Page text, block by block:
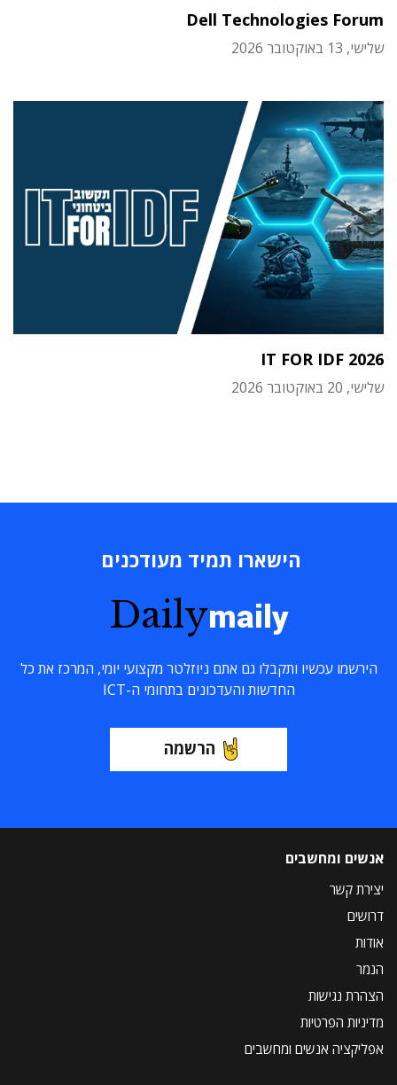
Dell Technologies Forum
שלישי, 13 באוקטובר 2026
IT FOR IDF 2026
שלישי, 20 באוקטובר 2026
הישארו תמיד מעודכנים
Dailymaily
הירשמו עכשיו ותקבלו גם אתם ניוזלטר מקצועי יומי, המרכז את כל
החדשות והעדכונים בתחומי ה-ICT
הרשמה
אנשים ומחשבים
יצירת קשר
דרושים
אודות
הנמר
הצהרת נגישות
מדיניות הפרטיות
אפליקציה אנשים ומחשבים